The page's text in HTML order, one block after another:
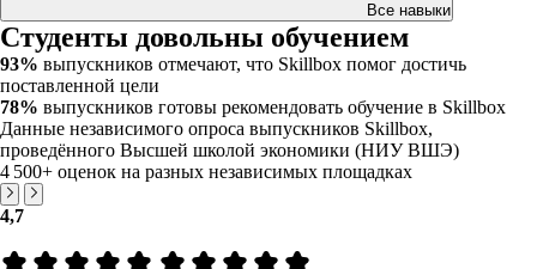
Все навыки
Студенты довольны обучением
93% выпускников отмечают, что Skillbox помог достичь
поставленной цели
78% выпускников готовы рекомендовать обучение в Skillbox
Данные независимого опроса выпускников Skillbox,
проведённого Высшей школой экономики (НИУ ВШЭ)
4 500+ оценок на разных независимых площадках
4,7